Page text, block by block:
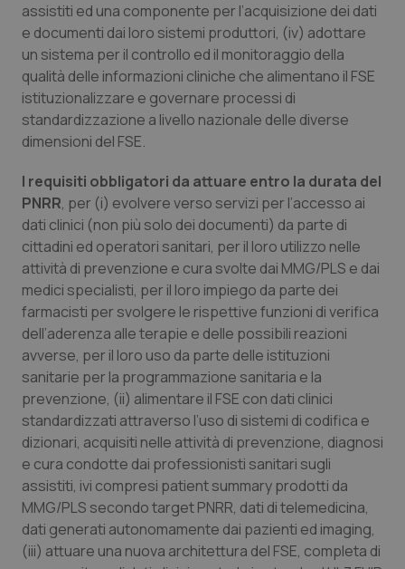
assistiti ed una componente per l’acquisizione dei dati
e documenti dai loro sistemi produttori, (iv) adottare
un sistema per il controllo ed il monitoraggio della
qualità delle informazioni cliniche che alimentano il FSE
istituzionalizzare e governare processi di
standardizzazione a livello nazionale delle diverse
dimensioni del FSE.
I requisiti obbligatori da attuare entro la durata del
PNRR, per (i) evolvere verso servizi per l’accesso ai
dati clinici (non più solo dei documenti) da parte di
cittadini ed operatori sanitari, per il loro utilizzo nelle
attività di prevenzione e cura svolte dai MMG/PLS e dai
medici specialisti, per il loro impiego da parte dei
farmacisti per svolgere le rispettive funzioni di verifica
dell’aderenza alle terapie e delle possibili reazioni
avverse, per il loro uso da parte delle istituzioni
sanitarie per la programmazione sanitaria e la
prevenzione, (ii) alimentare il FSE con dati clinici
standardizzati attraverso l’uso di sistemi di codifica e
dizionari, acquisiti nelle attività di prevenzione, diagnosi
e cura condotte dai professionisti sanitari sugli
assistiti, ivi compresi patient summary prodotti da
MMG/PLS secondo target PNRR, dati di telemedicina,
dati generati autonomamente dai pazienti ed imaging,
(iii) attuare una nuova architettura del FSE, completa di